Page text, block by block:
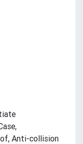
Anti-collision